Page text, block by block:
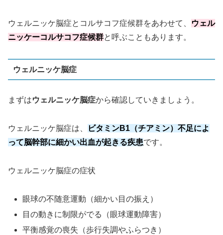
ウェルニッケ脳症とコルサコフ症候群をあわせて、
ウェル
ニッケーコルサコフ症候群と呼ぶこともあります。
ウェルニッケ脳症
まずはウェルニッケ脳症から確認していきましょう。
ウェルニッケ脳症は、
ビタミンB1（チアミン）不足によ
って脳幹部に細かい出血が起きる疾患です。
ウェルニッケ脳症の症状
眼球の不随意運動（細かい目の振え）
目の動きに制限がでる（眼球運動障害）
平衡感覚の喪失（歩行失調やふらつき）